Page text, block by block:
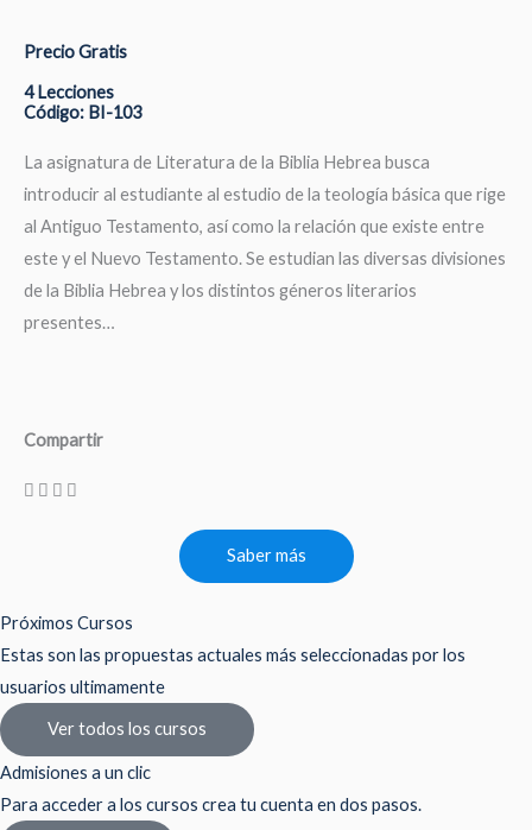
Precio Gratis
4 Lecciones
Código: BI-103
La asignatura de Literatura de la Biblia Hebrea busca
introducir al estudiante al estudio de la teología básica que rige
al Antiguo Testamento, así como la relación que existe entre
este y el Nuevo Testamento. Se estudian las diversas divisiones
de la Biblia Hebrea y los distintos géneros literarios
presentes…
Compartir
Saber más
Próximos Cursos
Estas son las propuestas actuales más seleccionadas por los
usuarios ultimamente
Ver todos los cursos
Admisiones a un clic
Para acceder a los cursos crea tu cuenta en dos pasos.